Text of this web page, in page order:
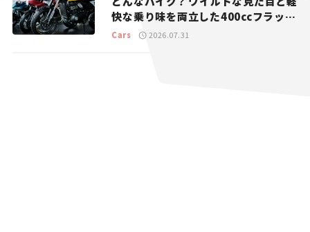
快な乗り味を両立した400ccフラット
トラッカー【試乗レビュー】
Cars 2026.07.31